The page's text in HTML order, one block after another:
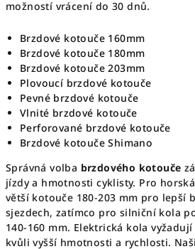
možností vrácení do 30 dnů.
Brzdové kotouče 160mm
Brzdové kotouče 180mm
Brzdové kotouče 203mm
Plovoucí brzdové kotouče
Pevné brzdové kotouče
Vlnité brzdové kotouče
Perforované brzdové kotouče
Brzdové kotouče Shimano
Správná volba brzdového kotouče
jízdy a hmotnosti cyklisty. Pro
větší kotouče 180-203 mm pro lepší
sjezdech, zatímco pro silniční kola
140-160 mm. Elektrická kola
kvůli vyšší hmotnosti a rychlosti.